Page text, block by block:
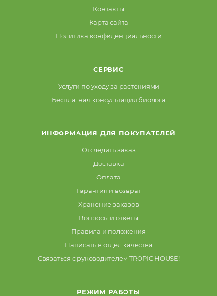
Контакты
Карта сайта
Политика конфиденциальности
СЕРВИС
Услуги по уходу за растениями
Бесплатная консультация биолога
ИНФОРМАЦИЯ ДЛЯ ПОКУПАТЕЛЕЙ
Отследить заказ
Доставка
Оплата
Гарантия и возврат
Хранение заказов
Вопросы и ответы
Правила и положения
Написать в отдел качества
Связаться с руководителем TROPIC HOUSE!
РЕЖИМ РАБОТЫ